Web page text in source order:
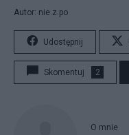
Autor: nie.z.po
Udostępnij
Skomentuj 2
O mnie